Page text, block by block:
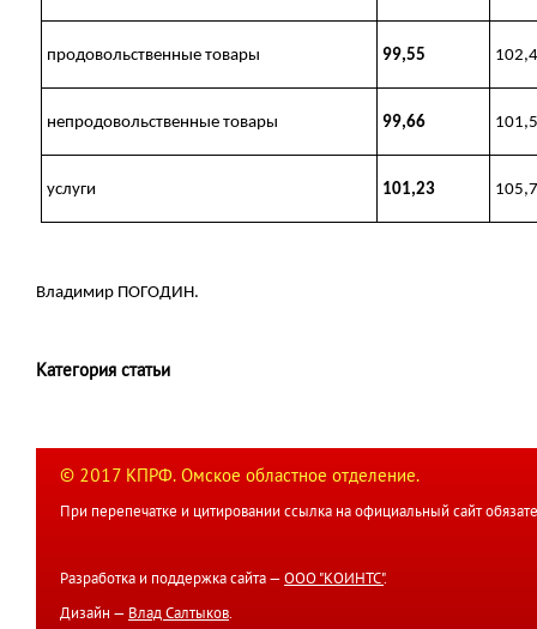
продовольственные товары 99,55
непродовольственные товары 99,66
услуги 101,23
Владимир ПОГОДИН.
Категория статьи
© 2017 КПРФ. Омское областное отделение.
При перепечатке и цитировании ссылка на официальный сайт
Разработка и поддержка сайта — ООО "КОИНТС".
Дизайн — Влад Салтыков.